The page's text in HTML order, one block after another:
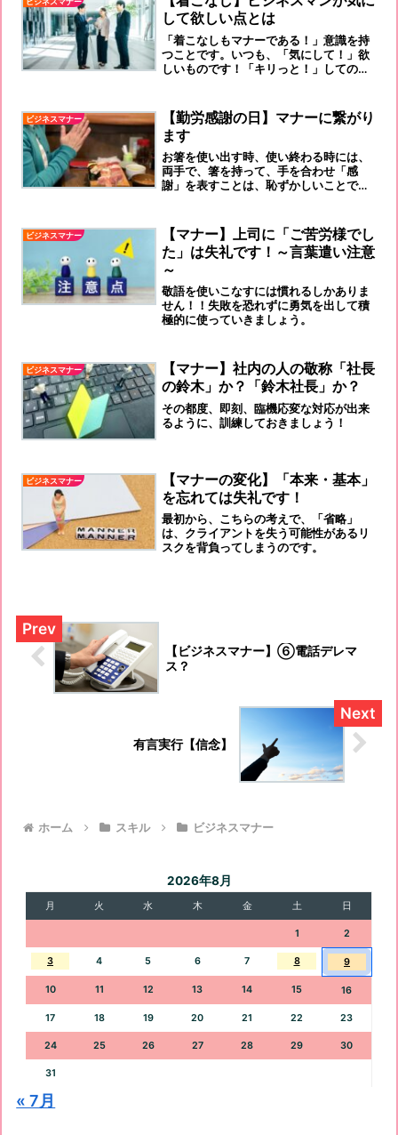
して欲しい点とは
「着こなしもマナーである！」意識を持
つことです。いつも、「気にして！」欲
しいものです！「キリっと！」しての立
ビジネスマナー
【勤労感謝の日】マナーに繋がり
ます
お箸を使い出す時、使い終わる時には、
両手で、箸を持って、手を合わせ「感
謝」を表すことは、恥ずかしいことでは
ビジネスマナー
【マナー】上司に「ご苦労様でし
た」は失礼です！～言葉遣い注意
～
敬語を使いこなすには慣れるしかありま
せん！！失敗を恐れずに勇気を出して積
極的に使っていきましょう。
ビジネスマナー
【マナー】社内の人の敬称「社長
の鈴木」か？「鈴木社長」か？
その都度、即刻、臨機応変な対応が出来
るように、訓練しておきましょう！
ビジネスマナー
【マナーの変化】「本来・基本」
を忘れては失礼です！
最初から、こちらの考えで、「省略」
は、クライアントを失う可能性があるリ
スクを背負ってしまうのです。
【ビジネスマナー】⑥電話デレマ
ス？
有言実行【信念】
ホーム スキル ビジネスマナー
2026年8月
月 火 水 木 金 土 日
1 2
3 4 5 6 7 8 9
10 11 12 13 14 15 16
17 18 19 20 21 22 23
24 25 26 27 28 29 30
31
« 7月